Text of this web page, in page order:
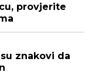
provjerite
znakovi da